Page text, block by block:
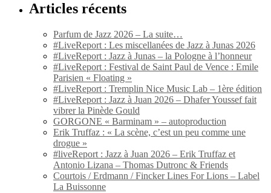
Articles récents
Parfum de Jazz 2026 – La suite…
#LiveReport : Les miscellanées de Jazz à Junas 2026
#LiveReport : Jazz à Junas – la Pologne à l’honneur
#LiveReport : Festival de Saint Paul de Vence : Emile
Parisien « Floating »
#LiveReport : Tremplin Nice Music Lab – 1ère édition
#LiveReport : Jazz à Juan 2026 – Dhafer Youssef fait
vibrer la Pinède Gould
GORGONE « Barminam » – autoproduction
Erik Truffaz : « La scène, c’est un peu comme une
drogue »
#liveReport : Jazz à Juan 2026 – Erik Truffaz et
Antonio Lizana – Thomas Dutronc & Friends
Courtois / Erdmann / Fincker Lines For Lions – Label
La Buissonne